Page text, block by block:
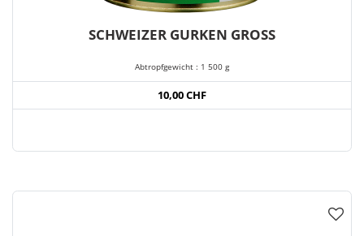
SCHWEIZER GURKEN GROSS
Abtropfgewicht : 1 500 g
10,00 CHF